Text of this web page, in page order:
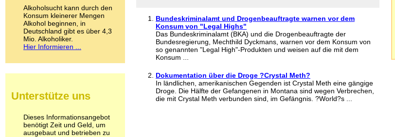
Bundeskriminalamt und Drogenbeauftragte warnen vor dem
Konsum von "Legal Highs"
Das Bundeskriminalamt (BKA) und die Drogenbeauftragte der
Bundesregierung, Mechthild Dyckmans, warnen vor dem Konsum von
so genannten "Legal High"-Produkten und weisen auf die mit dem
Konsum ...
Dokumentation über die Droge ?Crystal Meth?
In ländlichen, amerikanischen Gegenden ist Crystal Meth eine gängige
Droge. Die Hälfte der Gefangenen in Montana sind wegen Verbrechen,
die mit Crystal Meth verbunden sind, im Gefängnis. ?World?s ...
LSD
Marihuana
Medikamente
Meskalin
Metamphetamin
Methadon
Pilze
Psychopharmaka
Schlafmittel
Schmerzmittel
Alkoholsucht kann durch den
Konsum kleinerer Mengen
Alkohol beginnen, in
Deutschland gibt es über 4,3
Mio. Alkoholiker.
Hier Informieren ...
Unterstütze uns
Dieses Informationsangebot
benötigt Zeit und Geld, um
ausgebaut und betrieben zu